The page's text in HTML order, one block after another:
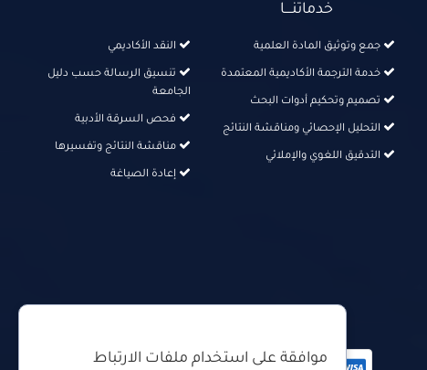
خدماتنــــا
جمع وتوثيق المادة العلمية
خدمة الترجمة الأكاديمية المعتمدة
تصميم وتحكيم أدوات البحث
التحليل الإحصائي ومناقشة النتائج
التدقيق اللغوي والإملائي
النقد الأكاديمي
تنسيق الرسالة حسب دليل
الجامعة
فحص السرقة الأدبية
مناقشة النتائج وتفسيرها
إعادة الصياغة
موافقة على استخدام ملفات الارتباط